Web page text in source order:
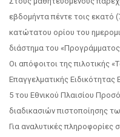
εβδομήντα πέντε τοις εκατό
κατώτατου ορίου του
διάστημα του
Οι απόφοιτοι της πιλοτικής
Επαγγελματικής Ειδικότητας
5 του Εθνικού Πλαισίου
διαδικασιών πιστοποίησης
Για αναλυτικές πληροφορίες